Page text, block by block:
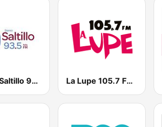
Stereo Saltillo 93.5 La Lupe 105.7 FM | Saltillo